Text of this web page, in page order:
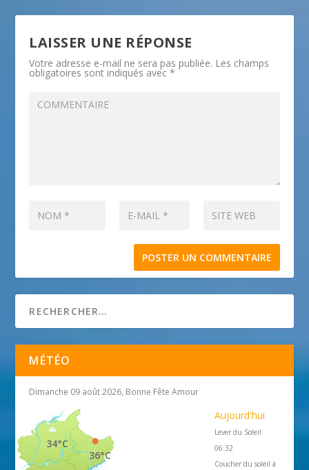
LAISSER UNE RÉPONSE
Votre adresse e-mail ne sera pas publiée. Les champs
obligatoires sont indiqués avec*
MÉTÉO
Dimanche 09 août 2026, Bonne Fête Amour
36°C
34°C
Aujourd'hui
Lever du Soleil
06:32
Coucher du soleil à